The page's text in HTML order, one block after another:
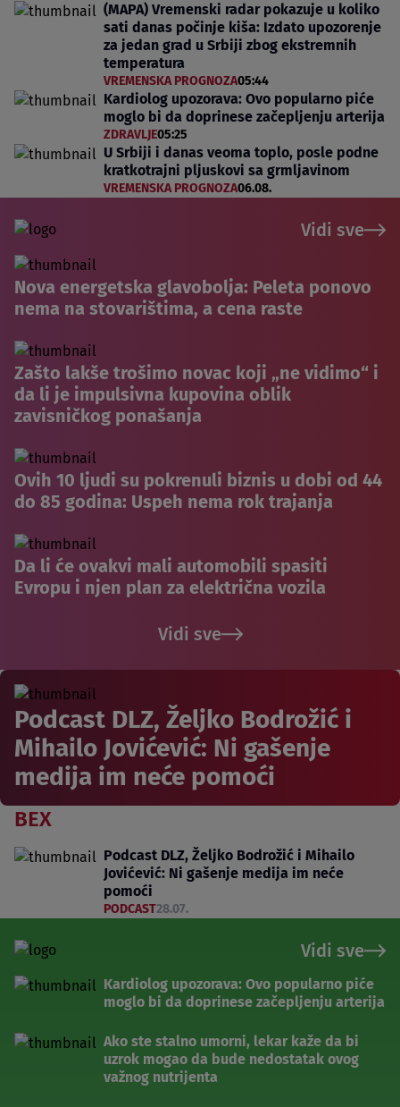
(MAPA) Vremenski radar pokazuje u koliko
sati danas počinje kiša: Izdato upozorenje
za jedan grad u Srbiji zbog ekstremnih
temperatura
VREMENSKA PROGNOZA05:44
Kardiolog upozorava: Ovo popularno piće
moglo bi da doprinese začepljenju arterija
ZDRAVLJE05:25
U Srbiji i danas veoma toplo, posle podne
kratkotrajni pljuskovi sa grmljavinom
VREMENSKA PROGNOZA06.08.
Vidi sve
Nova energetska glavobolja: Peleta ponovo
nema na stovarištima, a cena raste
Zašto lakše trošimo novac koji „ne vidimo“ i
da li je impulsivna kupovina oblik
zavisničkog ponašanja
Ovih 10 ljudi su pokrenuli biznis u dobi od 44
do 85 godina: Uspeh nema rok trajanja
Da li će ovakvi mali automobili spasiti
Evropu i njen plan za električna vozila
Vidi sve
Podcast DLZ, Željko Bodrožić i
Mihailo Jovićević: Ni gašenje
medija im neće pomoći
BEX
Podcast DLZ, Željko Bodrožić i Mihailo
Jovićević: Ni gašenje medija im neće
pomoći
PODCAST28.07.
Vidi sve
Kardiolog upozorava: Ovo popularno piće
moglo bi da doprinese začepljenju arterija
Ako ste stalno umorni, lekar kaže da bi
uzrok mogao da bude nedostatak ovog
važnog nutrijenta